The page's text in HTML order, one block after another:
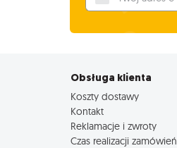
Obsługa klienta
Koszty dostawy
Kontakt
Reklamacje i zwroty
Czas realizacji zamówień